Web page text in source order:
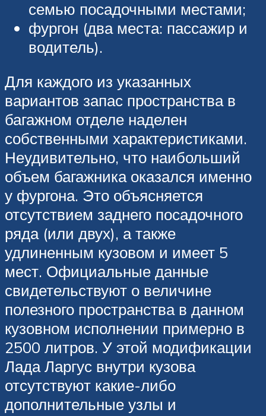
семью посадочными местами;
фургон (два места: пассажир и
водитель).
Для каждого из указанных
вариантов запас пространства в
багажном отделе наделен
собственными характеристиками.
Неудивительно, что наибольший
объем багажника оказался именно
у фургона. Это объясняется
отсутствием заднего посадочного
ряда (или двух), а также
удлиненным кузовом и имеет 5
мест. Официальные данные
свидетельствуют о величине
полезного пространства в данном
кузовном исполнении примерно в
2500 литров. У этой модификации
Лада Ларгус внутри кузова
отсутствуют какие-либо
дополнительные узлы и